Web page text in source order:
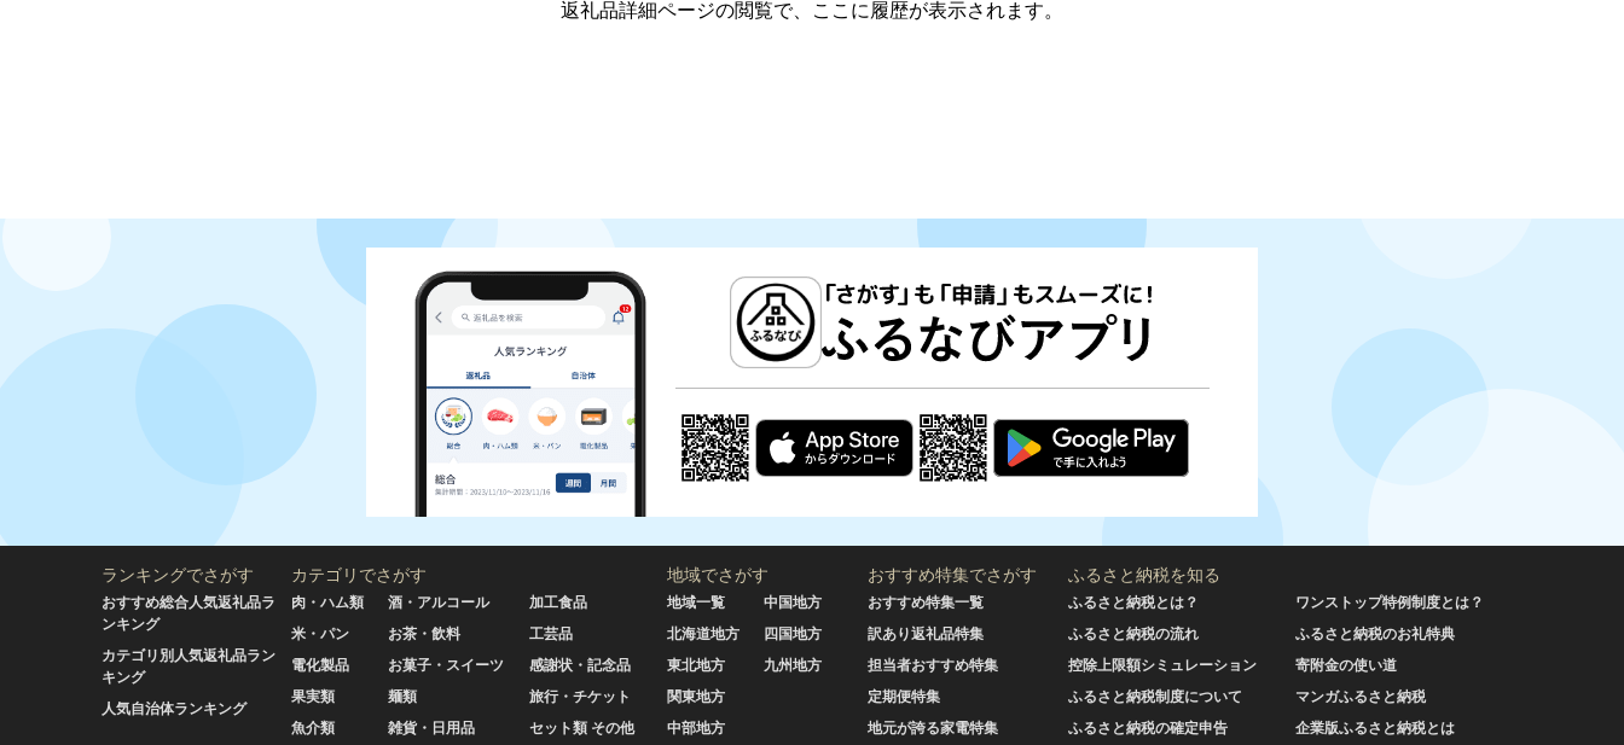
返礼品詳細ページの閲覧で、ここに履歴が表示されます。
ランキングでさがす
おすすめ総合人気返礼品ラ
ンキング
カテゴリ別人気返礼品ラン
キング
人気自治体ランキング
カテゴリでさがす
肉・ハム類
米・パン
電化製品
果実類
魚介類
酒・アルコール
お茶・飲料
お菓子・スイーツ
麺類
雑貨・日用品
加工食品
工芸品
感謝状・記念品
旅行・チケット
セット類 その他
地域でさがす
地域一覧
北海道地方
東北地方
関東地方
中部地方
中国地方
四国地方
九州地方
おすすめ特集でさがす
おすすめ特集一覧
訳あり返礼品特集
担当者おすすめ特集
定期便特集
地元が誇る家電特集
ふるさと納税を知る
ふるさと納税とは？
ふるさと納税の流れ
控除上限額シミュレーション
ふるさと納税制度について
ふるさと納税の確定申告
ワンストップ特例制度とは？
ふるさと納税のお礼特典
寄附金の使い道
マンガふるさと納税
企業版ふるさと納税とは